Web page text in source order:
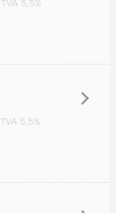
TVA 5,5%
TVA 5,5%